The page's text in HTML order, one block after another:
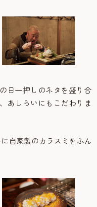
日一押しのネタを盛り合
あしらいにもこだわりま
自家製のカラスミをふん